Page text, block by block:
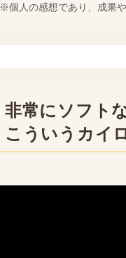
※個人の感想であり、成果
非常にソフト
こういうカイ